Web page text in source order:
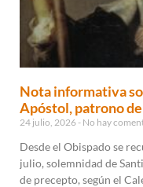
Nota informativa
Apóstol, patrono de
24 julio, 2026 No hay
Desde el Obispado se
julio, solemnidad de
de precepto, según el